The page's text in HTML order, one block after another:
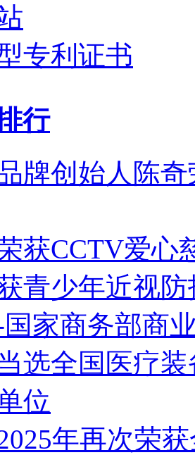
专利证书
行
牌创始人陈
获CCTV爱心
青少年近视
家商务部商
选全国医疗
位
年再次荣